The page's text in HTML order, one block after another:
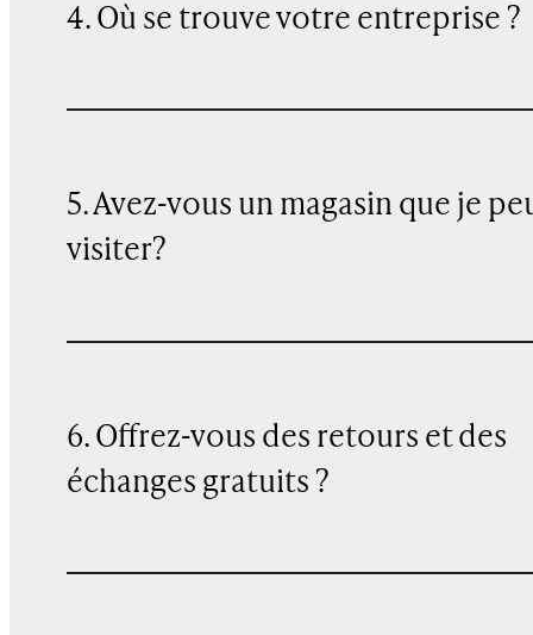
4. Où se trouve votre entreprise ?
5. Avez-vous un magasin que je
visiter?
6. Offrez-vous des retours et des
échanges gratuits ?